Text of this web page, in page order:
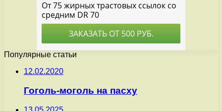
Популярные статьи
12.02.2020
Гоголь-моголь на пасху